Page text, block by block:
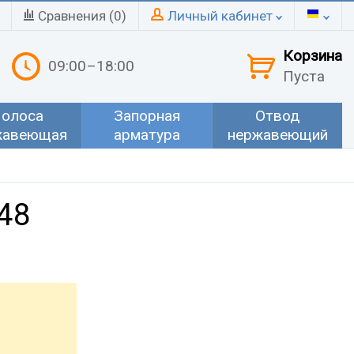
Сравнения (0) Личный кабинет
09:00–18:00
Корзина
Пуста
Запорная
арматура
Отвод
нержавеющий